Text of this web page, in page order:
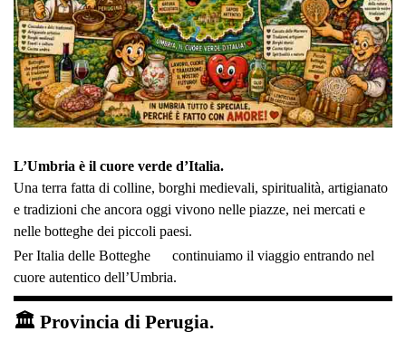
L’Umbria è il cuore verde d’Italia.
Una terra fatta di colline, borghi medievali, spiritualità, artigianato
e tradizioni che ancora oggi vivono nelle piazze, nei mercati e
nelle botteghe dei piccoli paesi.
Per Italia delle Botteghe
continuiamo il viaggio entrando nel
cuore autentico dell’Umbria.
🏛 Provincia di Perugia.